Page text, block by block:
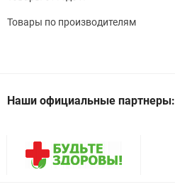
Товары по производителям
Наши официальные партнеры: